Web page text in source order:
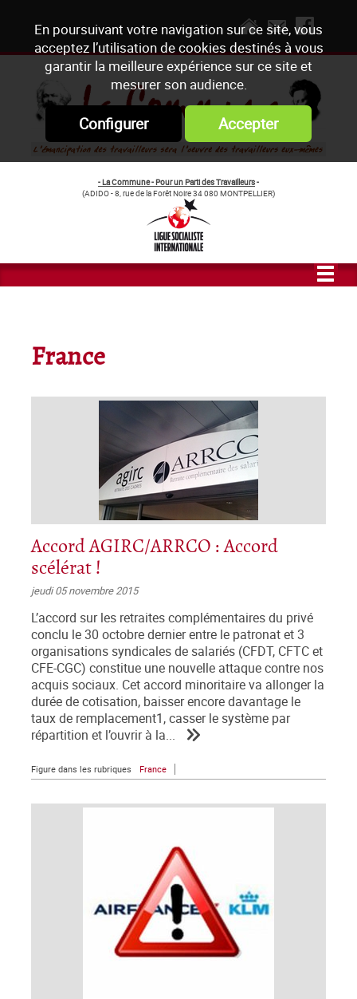
En poursuivant votre navigation sur ce site, vous
acceptez l’utilisation de cookies destinés à vous
garantir la meilleure expérience sur ce site et
mesurer son audience.
Configurer Accepter
- La Commune - Pour un Parti des Travailleurs-
(ADIDO - 8, rue de la Forêt Noire 34 080 MONTPELLIER)
France
Accord AGIRC/ARRCO : Accord
scélérat !
jeudi 05 novembre 2015
L’accord sur les retraites complémentaires du privé
conclu le 30 octobre dernier entre le patronat et 3
organisations syndicales de salariés (CFDT, CFTC et
CFE-CGC) constitue une nouvelle attaque contre nos
acquis sociaux. Cet accord minoritaire va allonger la
durée de cotisation, baisser encore davantage le
taux de remplacement1, casser le système par
répartition et l’ouvrir à la...
Figure dans les rubriques France